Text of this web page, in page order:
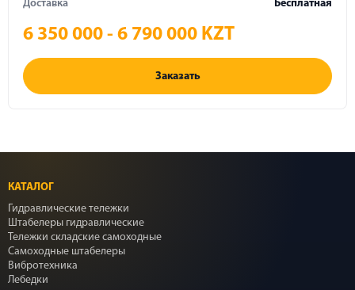
Доставка
Бесплатная
6 350 000 - 6 790 000 KZT
Заказать
КАТАЛОГ
Гидравлические тележки
Штабелеры гидравлические
Тележки складские самоходные
Самоходные штабелеры
Вибротехника
Лебедки